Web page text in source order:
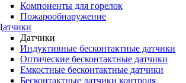
Компоненты для горелок
Пожарообнаружение
Датчики
Индуктивные бесконтактные датчики
Оптические бесконтактные датчики
Емкостные бесконтактные датчики
Бесконтактные датчики контроля